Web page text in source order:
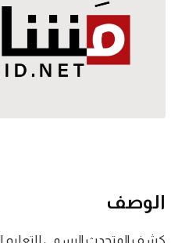
الوصف
كشف المتحدث الرسمي للتعليم